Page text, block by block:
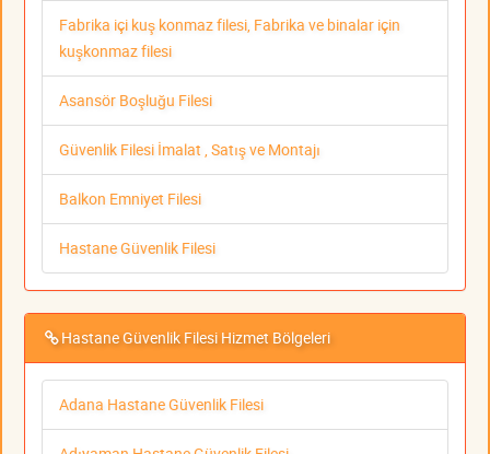
Fabrika içi kuş konmaz filesi, Fabrika ve binalar için
kuşkonmaz filesi
Asansör Boşluğu Filesi
Güvenlik Filesi İmalat , Satış ve Montajı
Balkon Emniyet Filesi
Hastane Güvenlik Filesi
Hastane Güvenlik Filesi Hizmet Bölgeleri
Adana Hastane Güvenlik Filesi